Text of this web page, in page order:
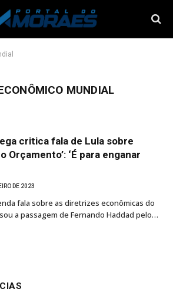
MUNDIAL
critica fala de Lula sobre
Orçamento’: ‘É para enganar
DE 2023
fala sobre as diretrizes econômicas do
a passagem de Fernando Haddad pelo…